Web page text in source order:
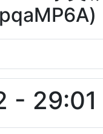
- 29:01